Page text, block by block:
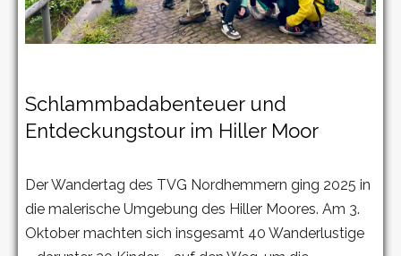
Schlammbadabenteuer und
Entdeckungstour im Hiller Moor
Der Wandertag des TVG Nordhemmern ging 2025 in
die malerische Umgebung des Hiller Moores. Am 3.
Oktober machten sich insgesamt 40 Wanderlustige